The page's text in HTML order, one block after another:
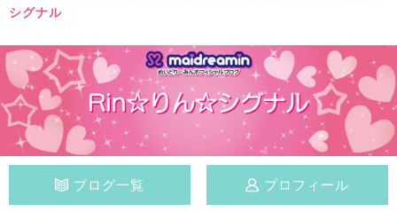
シグナル
ブログ一覧 プロフィール